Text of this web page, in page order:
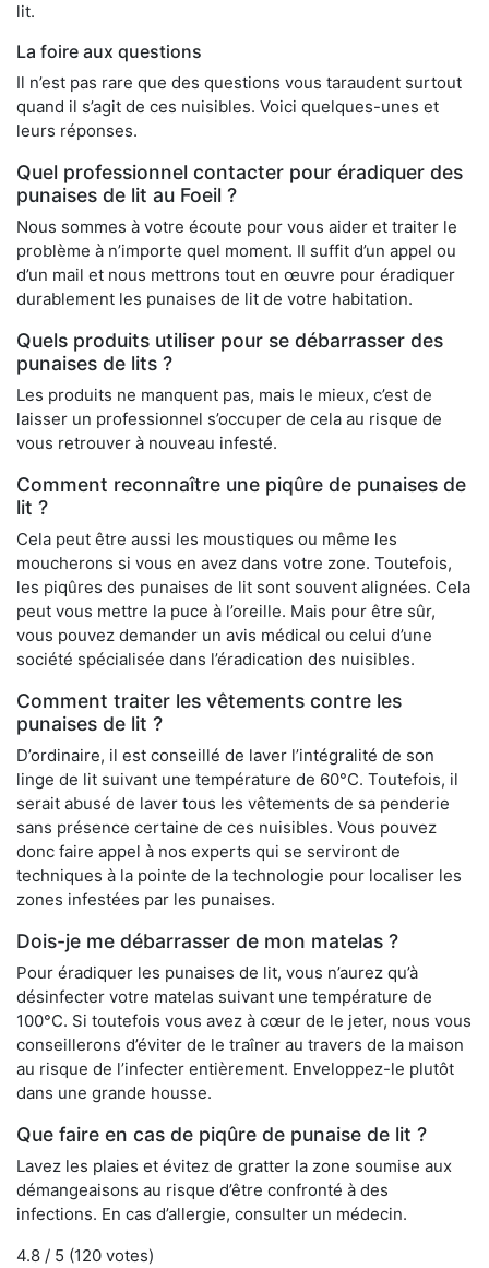
lit.
La foire aux questions
Il n’est pas rare que des questions vous taraudent surtout
quand il s’agit de ces nuisibles. Voici quelques-unes et
leurs réponses.
Quel professionnel contacter pour éradiquer des
punaises de lit au Foeil ?
Nous sommes à votre écoute pour vous aider et traiter le
problème à n’importe quel moment. Il suffit d’un appel ou
d’un mail et nous mettrons tout en œuvre pour éradiquer
durablement les punaises de lit de votre habitation.
Quels produits utiliser pour se débarrasser des
punaises de lits ?
Les produits ne manquent pas, mais le mieux, c’est de
laisser un professionnel s’occuper de cela au risque de
vous retrouver à nouveau infesté.
Comment reconnaître une piqûre de punaises de
lit ?
Cela peut être aussi les moustiques ou même les
moucherons si vous en avez dans votre zone. Toutefois,
les piqûres des punaises de lit sont souvent alignées. Cela
peut vous mettre la puce à l’oreille. Mais pour être sûr,
vous pouvez demander un avis médical ou celui d’une
société spécialisée dans l’éradication des nuisibles.
Comment traiter les vêtements contre les
punaises de lit ?
D’ordinaire, il est conseillé de laver l’intégralité de son
linge de lit suivant une température de 60°C. Toutefois, il
serait abusé de laver tous les vêtements de sa penderie
sans présence certaine de ces nuisibles. Vous pouvez
donc faire appel à nos experts qui se serviront de
techniques à la pointe de la technologie pour localiser les
zones infestées par les punaises.
Dois-je me débarrasser de mon matelas ?
Pour éradiquer les punaises de lit, vous n’aurez qu’à
désinfecter votre matelas suivant une température de
100°C. Si toutefois vous avez à cœur de le jeter, nous vous
conseillerons d’éviter de le traîner au travers de la maison
au risque de l’infecter entièrement. Enveloppez-le plutôt
dans une grande housse.
Que faire en cas de piqûre de punaise de lit ?
Lavez les plaies et évitez de gratter la zone soumise aux
démangeaisons au risque d’être confronté à des
infections. En cas d’allergie, consulter un médecin.
4.8 / 5 (120 votes)